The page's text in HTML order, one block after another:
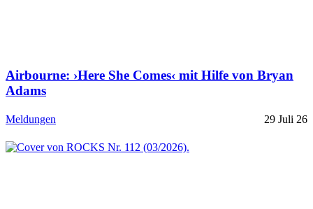
Airbourne: ›Here She Comes‹ mit Hilfe von Bryan
Adams
Meldungen 29 Juli 26